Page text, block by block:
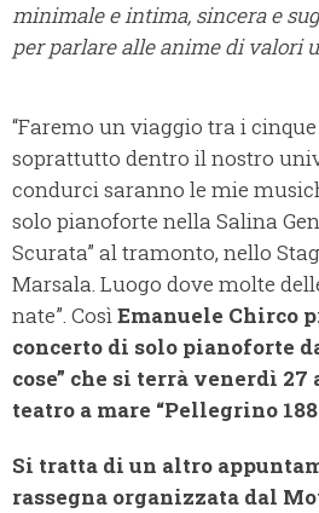
minimale e intima, sincera e
per parlare alle anime di valori
“Faremo un viaggio tra i
soprattutto dentro il nostro
condurci saranno le mie
solo pianoforte nella Salina
Scurata” al tramonto, nello
Marsala. Luogo dove molte
nate”. CosìEmanuele Chirco
concerto di solo pianoforte
cose” che si terrà venerdì 27
teatro a mare “Pellegrino
Si tratta di un altro
rassegna organizzata dal